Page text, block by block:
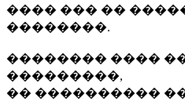
���� ��� ��
��������.
�������� ����
���������,
�� ����������